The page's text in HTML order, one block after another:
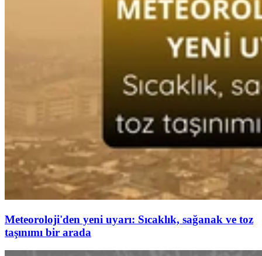
Meteoroloji'den yeni uyarı: Sıcaklık, sağanak ve toz
taşınımı bir arada